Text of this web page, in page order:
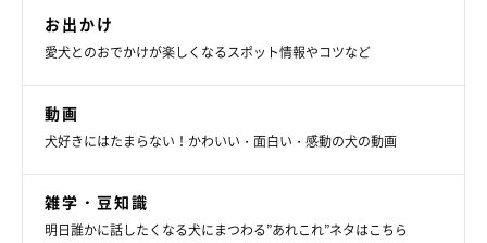
おっとりした印象が強く、実際に抱っこさせてもらったときのお
となしさや、のほほんとした雰囲気がぽん太にそっくり。『この
コしかいない！』
ました」
お出かけ
愛犬とのおでかけが楽しくなるスポット情報やコツなど
動画
犬好きにはたまらない！かわいい・面白い・感動の犬の動画
雑学・豆知識
明日誰かに話したくなる犬にまつわる”あれこれ”ネタはこちら